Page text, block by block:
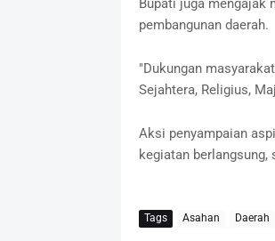
Bupati juga mengajak
pembangunan daerah.
"Dukungan
Sejahtera, Religius,
Aksi penyampaian
kegiatan
Tags Asahan Daerah